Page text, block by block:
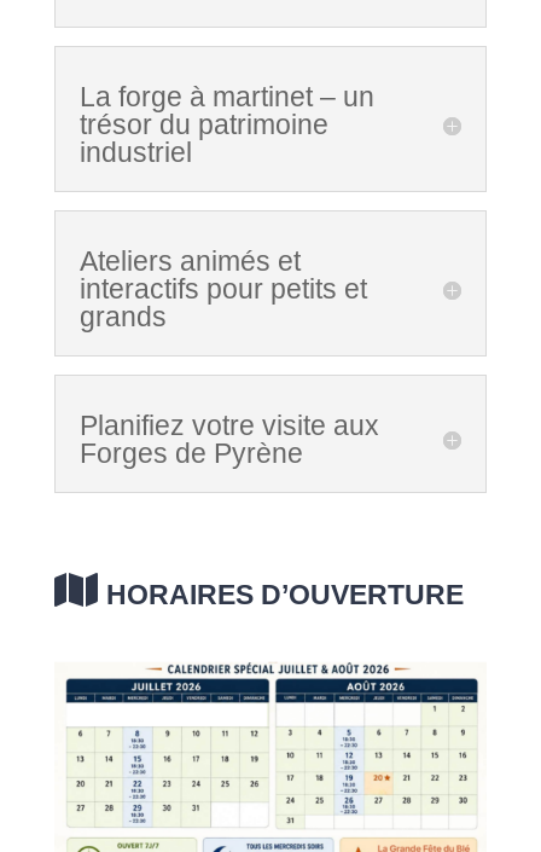
La forge à martinet – un
trésor du patrimoine
industriel
Ateliers animés et
interactifs pour petits et
grands
Planifiez votre visite aux
Forges de Pyrène
 HORAIRES D’OUVERTURE